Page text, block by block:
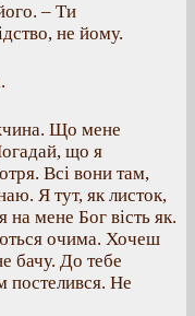
– Ти
не йому.
Що мене
що я
Всі вони там,
Я тут, як листок,
на мене Бог вість як.
очима. Хочеш
бачу. До тебе
постелився. Не